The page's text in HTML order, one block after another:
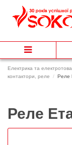
Електрика та
контактори, реле
Реле
Реле